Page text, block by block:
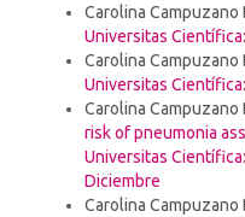
Carolina Campuzano
Universitas
Carolina Campuzano
Universitas
Carolina Campuzano
risk of pneumonia
Universitas
Diciembre
Carolina Campuzano